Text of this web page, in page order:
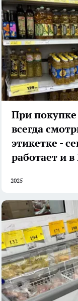
При покупке
всегда
этикетке -
работает и в
2025